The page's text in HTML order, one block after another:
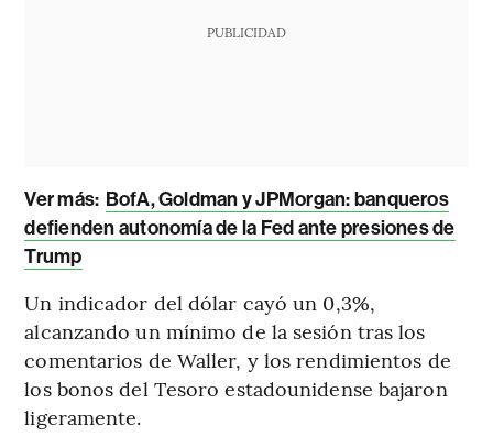
PUBLICIDAD
Ver más: BofA, Goldman y JPMorgan: banqueros
defienden autonomía de la Fed ante presiones de
Trump
Un indicador del dólar cayó un 0,3%,
alcanzando un mínimo de la sesión tras los
comentarios de Waller, y los rendimientos de
los bonos del Tesoro estadounidense bajaron
ligeramente.